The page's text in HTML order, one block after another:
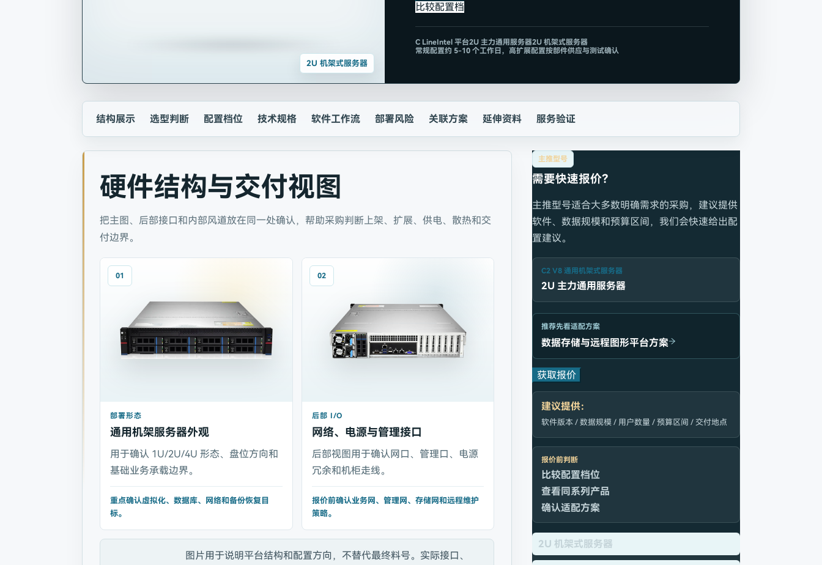
2U 机架式服务器
比较配置档
C LineIntel 平台2U 主力通用服务器2U 机架式服务器
常规配置约 5-10 个工作日，高扩展配置按部件供应与测试确认
结构展示 选型判断 配置档位 技术规格 软件工作流 部署风险 关联方案 延伸资料 服务验证
硬件结构与交付视图
把主图、后部接口和内部风道放在同一处确认，帮助采购判断上架、扩展、供电、散热和交
付边界。
01
部署形态
通用机架服务器外观
用于确认 1U/2U/4U 形态、盘位方向和
基础业务承载边界。
重点确认虚拟化、数据库、网络和备份恢复目
标。
02
后部 I/O
网络、电源与管理接口
后部视图用于确认网口、管理口、电源
冗余和机柜走线。
报价前确认业务网、管理网、存储网和远程维护
策略。
图片用于说明平台结构和配置方向，不替代最终料号。实际接口、
主推型号
需要快速报价？
主推型号适合大多数明确需求的采购，建议提供
软件、数据规模和预算区间，我们会快速给出配
置建议。
C2 V8 通用机架式服务器
2U 主力通用服务器
推荐先看适配方案
数据存储与远程图形平台方案
获取报价
建议提供：
软件版本 / 数据规模 / 用户数量 / 预算区间 / 交付地点
报价前判断
比较配置档位
查看同系列产品
确认适配方案
2U 机架式服务器